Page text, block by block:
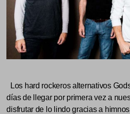
Los hard rockeros alternativos
días de llegar por primera vez a
disfrutar de lo lindo gracias a himnos